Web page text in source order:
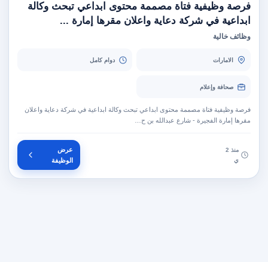
فرصة وظيفية فتاة مصممة محتوى ابداعي تبحث وكالة
ابداعية في شركة دعاية واعلان مقرها إمارة ...
وظائف خالية
الامارات دوام كامل
صحافة وإعلام
فرصة وظيفية فتاة مصممة محتوى ابداعي تبحث وكالة ابداعية في شركة دعاية واعلان
مقرها إمارة الفجيرة - شارع عبدالله بن ح…
منذ 2
ي
عرض
الوظيفة